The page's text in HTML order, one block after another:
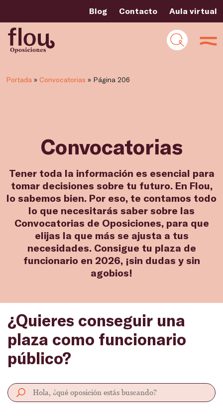
Blog Contacto Aula virtual
Portada » Convocatorias » Página 206
Convocatorias
Tener toda la información es esencial para
tomar decisiones sobre tu futuro. En Flou,
lo sabemos bien. Por eso, te contamos todo
lo que necesitarás saber sobre las
Convocatorias de Oposiciones, para que
elijas la que más se ajusta a tus
necesidades. Consigue tu plaza de
funcionario en 2026, ¡sin dudas y sin
agobios!
Filtros
¿Quieres conseguir una
plaza como funcionario
público?